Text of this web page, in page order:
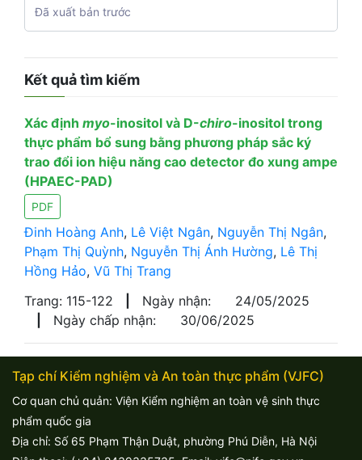
Kết quả tìm kiếm
Xác định myo-inositol và D-chiro-inositol trong
thực phẩm bổ sung bằng phương pháp sắc ký
trao đổi ion hiệu năng cao detector đo xung ampe
(HPAEC-PAD)
PDF
Đinh Hoàng Anh, Lê Việt Ngân, Nguyễn Thị Ngân,
Phạm Thị Quỳnh, Nguyễn Thị Ánh Hường, Lê Thị
Hồng Hảo, Vũ Thị Trang
Trang: 115-122
Ngày nhận:
24/05/2025
Ngày chấp nhận: 30/06/2025
Tạp chí Kiểm nghiệm và An toàn thực phẩm (VJFC)
Cơ quan chủ quản: Viện Kiểm nghiệm an toàn vệ sinh thực
phẩm quốc gia
Địa chỉ: Số 65 Phạm Thận Duật, phường Phú Diễn, Hà Nội